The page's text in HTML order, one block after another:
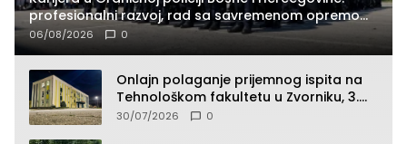
profesionalni razvoj, rad sa savremenom opremom
i služba građanima
06/08/2026 0
Onlajn polaganje prijemnog ispita na
Tehnološkom fakultetu u Zvorniku, 3.
septembra u 9.00 časova
30/07/2026 0